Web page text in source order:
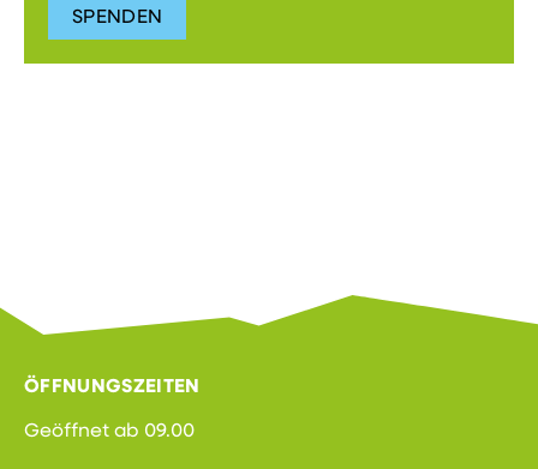
SPENDEN
ÖFFNUNGSZEITEN
Geöffnet ab 09.00